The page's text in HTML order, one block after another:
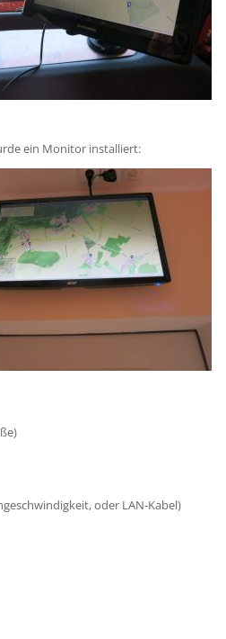
ein Monitor installiert:
oder LAN-Kabel)